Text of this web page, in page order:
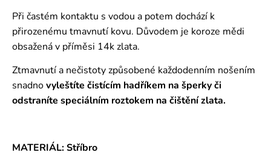
Při častém kontaktu s vodou a potem dochází k
přirozenému tmavnutí kovu. Důvodem je koroze mědi
obsažená v příměsi 14k zlata.
Ztmavnutí a nečistoty způsobené každodenním nošením
snadnovyleštíte čistícím hadříkem na šperky či
odstraníte speciálním roztokem na čištění zlata.
MATERIÁL: Stříbro